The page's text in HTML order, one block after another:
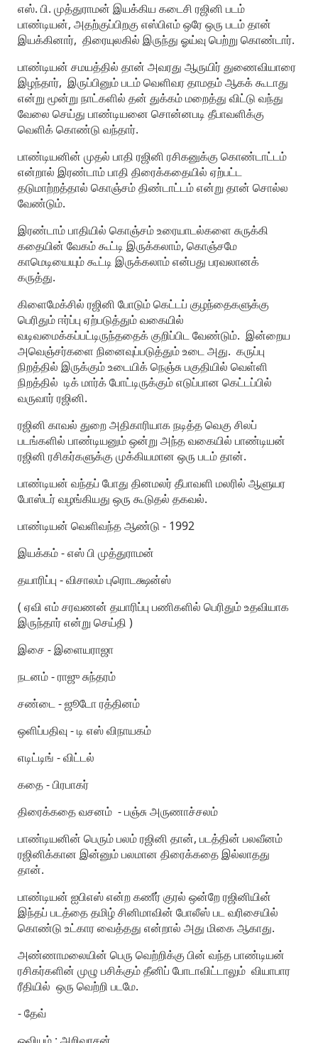
எஸ். பி. முத்துராமன் இயக்கிய கடைசி ரஜினி படம்
பாண்டியன், அதற்குப்பிறகு எஸ்பிஎம் ஒரே ஒரு படம் தான்
இயக்கினார், திரையுலகில் இருந்து ஓய்வு பெற்று கொண்டார்.
பாண்டியன் சமயத்தில் தான் அவரது ஆருயிர் துணைவியாரை
இழந்தார், இருப்பினும் படம் வெளிவர தாமதம் ஆகக் கூடாது
என்று மூன்று நாட்களில் தன் துக்கம் மறைத்து விட்டு வந்து
வேலை செய்து பாண்டியனை சொன்னபடி தீபாவளிக்கு
வெளிக் கொண்டு வந்தார்.
பாண்டியனின் முதல் பாதி ரஜினி ரசிகனுக்கு கொண்டாட்டம்
என்றால் இரண்டாம் பாதி திரைக்கதையில் ஏற்பட்ட
தடுமாற்றத்தால் கொஞ்சம் திண்டாட்டம் என்று தான் சொல்ல
வேண்டும்.
இரண்டாம் பாதியில் கொஞ்சம் உரையாடல்களை சுருக்கி
கதையின் வேகம் கூட்டி இருக்கலாம், கொஞ்சமே
காமெடியையும் கூட்டி இருக்கலாம் என்பது பரவலானக்
கருத்து.
கிளைமேக்சில் ரஜினி போடும் கெட்டப் குழந்தைகளுக்கு
பெரிதும் ஈர்ப்பு ஏற்படுத்தும் வகையில்
வடிவமைக்கப்பட்டிருந்ததைக் குறிப்பிட வேண்டும். இன்றைய
அவெஞ்சர்களை நினைவுப்படுத்தும் உடை அது. கருப்பு
நிறத்தில் இருக்கும் உடையிக் நெஞ்சு பகுதியில் வெள்ளி
நிறத்தில் டிக் மார்க் போட்டிருக்கும் எடுப்பான கெட்டப்பில்
வருவார் ரஜினி.
ரஜினி காவல் துறை அதிகாரியாக நடித்த வெகு சிலப்
படங்களில் பாண்டியனும் ஒன்று அந்த வகையில் பாண்டியன்
ரஜினி ரசிகர்களுக்கு முக்கியமான ஒரு படம் தான்.
பாண்டியன் வந்தப் போது தினமலர் தீபாவளி மலரில் ஆளுயர
போஸ்டர் வழங்கியது ஒரு கூடுதல் தகவல்.
பாண்டியன் வெளிவந்த ஆண்டு - 1992
இயக்கம் - எஸ் பி முத்துராமன்
தயாரிப்பு - விசாலம் புரொடக்ஷன்ஸ்
( ஏவி எம் சரவணன் தயாரிப்பு பணிகளில் பெரிதும் உதவியாக
இருந்தார் என்று செய்தி )
இசை - இளையராஜா
நடனம் - ராஜு சுந்தரம்
சண்டை - ஜூடோ ரத்தினம்
ஒளிப்பதிவு - டி எஸ் விநாயகம்
எடிட்டிங் - விட்டல்
கதை - பிரபாகர்
திரைக்கதை வசனம் - பஞ்சு அருணாச்சலம்
பாண்டியனின் பெரும் பலம் ரஜினி தான், படத்தின் பலவீனம்
ரஜினிக்கான இன்னும் பலமான திரைக்கதை இல்லாதது
தான்.
பாண்டியன் ஐபிஎஸ் என்ற கணீர் குரல் ஒன்றே ரஜினியின்
இந்தப் படத்தை தமிழ் சினிமாவின் போலீஸ் பட வரிசையில்
கொண்டு உட்கார வைத்தது என்றால் அது மிகை ஆகாது.
அண்ணாமலையின் பெரு வெற்றிக்கு பின் வந்த பாண்டியன்
ரசிகர்களின் முழு பசிக்கும் தீனிப் போடாவிட்டாலும் வியாபார
ரீதியில் ஒரு வெற்றி படமே.
- தேவ்